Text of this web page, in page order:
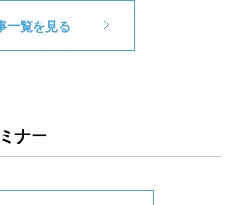
一覧を見る
ナー